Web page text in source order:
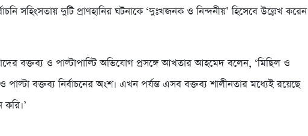
সহিংসতায় দুটি প্রাণহানির ঘটনাকে ‘দুঃখজনক ও নিন্দনীয়’ হিসেবে উল্লেখ করেন
বক্তব্য ও পাল্টাপাল্টি অভিযোগ প্রসঙ্গে আখতার আহমেদ বলেন, ‘মিছিল ও
পাল্টা বক্তব্য নির্বাচনের অংশ। এখন পর্যন্ত এসব বক্তব্য শালীনতার মধ্যেই রয়েছে